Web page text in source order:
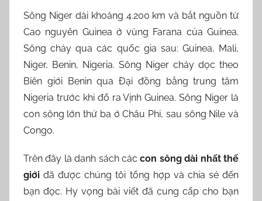
Sông Niger dài khoảng 4.200 km và bắt nguồn từ
Cao nguyên Guinea ở vùng Farana của Guinea.
Sông chảy qua các quốc gia sau: Guinea, Mali,
Niger, Benin, Nigeria. Sông Niger chảy dọc theo
Biên giới Benin qua Đại đồng bằng trung tâm
Nigeria trước khi đổ ra Vịnh Guinea. Sông Niger là
con sông lớn thứ ba ở Châu Phi, sau sông Nile và
Congo.
Trên đây là danh sách cáccon sông dài nhất thế
giớiđã được chúng tôi tổng hợp và chia sẻ đến
bạn đọc. Hy vọng bài viết đã cung cấp cho bạn